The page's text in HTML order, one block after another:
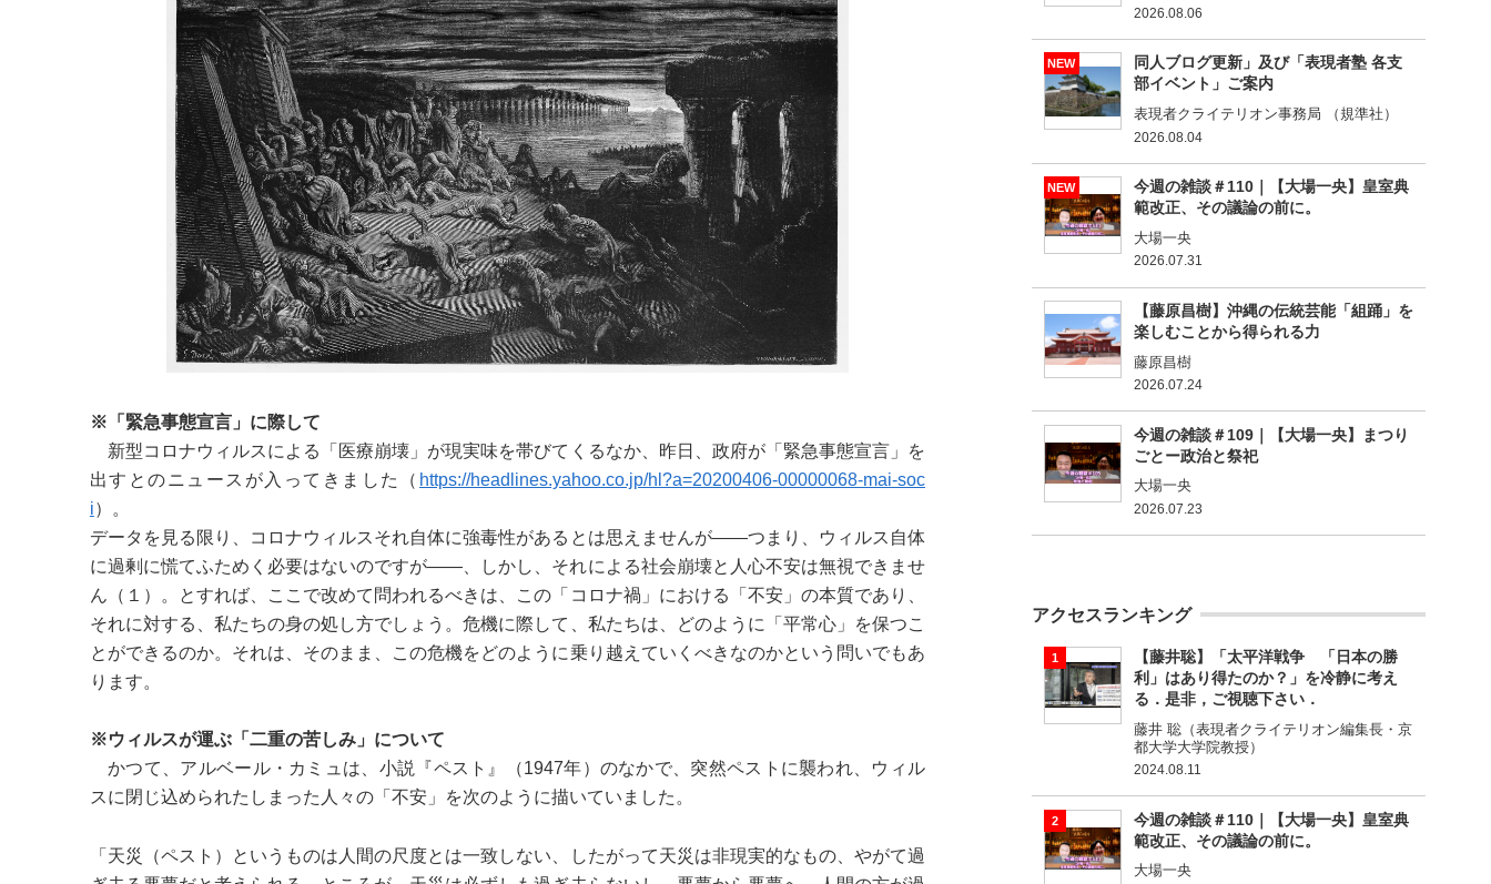
※「緊急事態宣言」に際して
新型コロナウィルスによる「医療崩壊」が現実味を帯びてくるなか、昨日、政府が「緊急事態宣言」を
出すとのニュースが入ってきました（ https://headlines.yahoo.co.jp/hl?a=20200406-00000068-mai-soc
i）。
データを見る限り、コロナウィルスそれ自体に強毒性があるとは思えませんが――つまり、ウィルス自体
に過剰に慌てふためく必要はないのですが――、しかし、それによる社会崩壊と人心不安は無視できませ
ん（１）。とすれば、ここで改めて問われるべきは、この「コロナ禍」における「不安」の本質であり、
それに対する、私たちの身の処し方でしょう。危機に際して、私たちは、どのように「平常心」を保つこ
とができるのか。それは、そのまま、この危機をどのように乗り越えていくべきなのかという問いでもあ
ります。
※ウィルスが運ぶ「二重の苦しみ」について
かつて、アルベール・カミュは、小説『ペスト』（1947年）のなかで、突然ペストに襲われ、ウィル
スに閉じ込められたしまった人々の「不安」を次のように描いていました。
「天災（ペスト）というものは人間の尺度とは一致しない、したがって天災は非現実的なもの、やがて過
2026.08.06
NEW
同人ブログ更新」及び「表現者塾 各支
部イベント」ご案内
表現者クライテリオン事務局 （規準社）
2026.08.04
NEW
今週の雑談＃110｜【大場一央】皇室典
範改正、その議論の前に。
大場一央
2026.07.31
【藤原昌樹】沖縄の伝統芸能「組踊」を
楽しむことから得られる力
藤原昌樹
2026.07.24
今週の雑談＃109｜【大場一央】まつり
ごとー政治と祭祀
大場一央
2026.07.23
アクセスランキング
【藤井聡】「太平洋戦争 「日本の勝
利」はあり得たのか？」を冷静に考え
る．是非，ご視聴下さい．
藤井 聡（表現者クライテリオン編集長・京
都大学大学院教授）
2024.08.11
今週の雑談＃110｜【大場一央】皇室典
範改正、その議論の前に。
大場一央